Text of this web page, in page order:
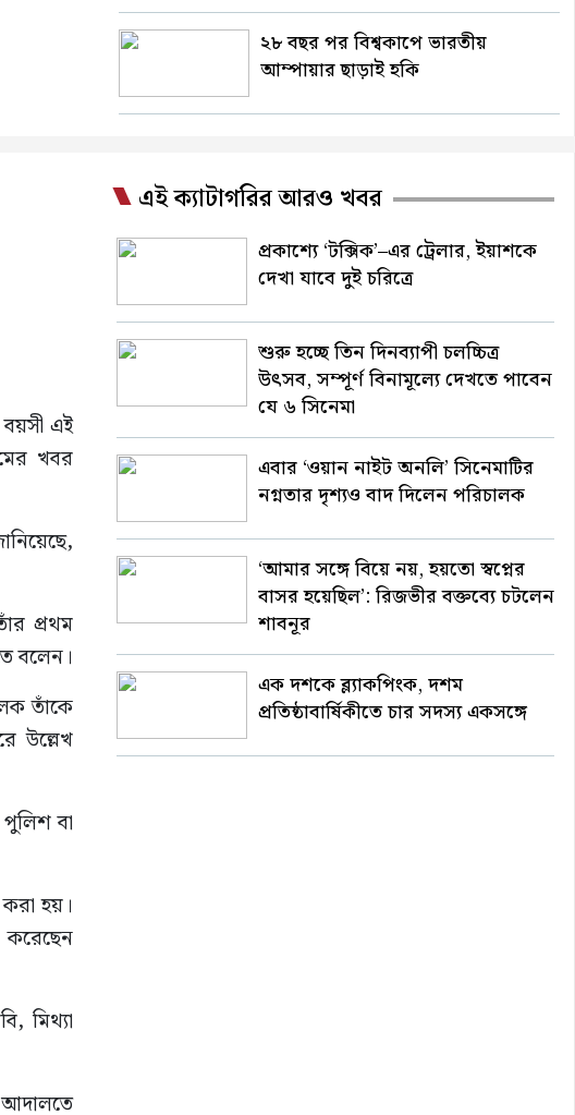
২৮ বছর পর বিশ্বকাপে ভারতীয়
আম্পায়ার ছাড়াই হকি
এই
খবর
প্রথম
বলেন।
তাঁকে
উল্লেখ
বা
হয়।
মিথ্যা
এই ক্যাটাগরির আরও খবর
প্রকাশ্যে ‘টক্সিক’–এর ট্রেলার, ইয়াশকে
দেখা যাবে দুই চরিত্রে
শুরু হচ্ছে তিন দিনব্যাপী চলচ্চিত্র
উৎসব, সম্পূর্ণ বিনামূল্যে দেখতে পাবেন
যে ৬ সিনেমা
এবার ‘ওয়ান নাইট অনলি’ সিনেমাটির
নগ্নতার দৃশ্যও বাদ দিলেন পরিচালক
‘আমার সঙ্গে বিয়ে নয়, হয়তো স্বপ্নের
বাসর হয়েছিল’: রিজভীর বক্তব্যে চটলেন
শাবনূর
এক দশকে ব্ল্যাকপিংক, দশম
প্রতিষ্ঠাবার্ষিকীতে চার সদস্য একসঙ্গে